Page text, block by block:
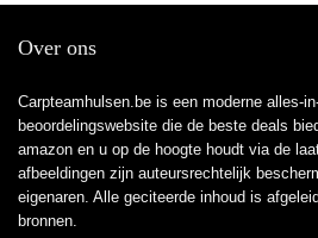
Over ons
Carpteamhulsen.be is een moderne alles-
beoordelingswebsite die de beste deals
amazon en u op de hoogte houdt via de
afbeeldingen zijn auteursrechtelijk
eigenaren. Alle geciteerde inhoud is
bronnen.